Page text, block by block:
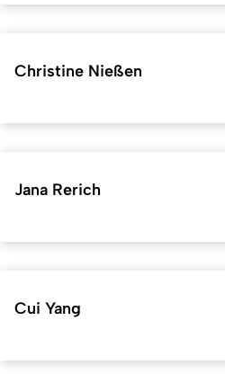
Christine Nießen
Jana Rerich
Cui Yang